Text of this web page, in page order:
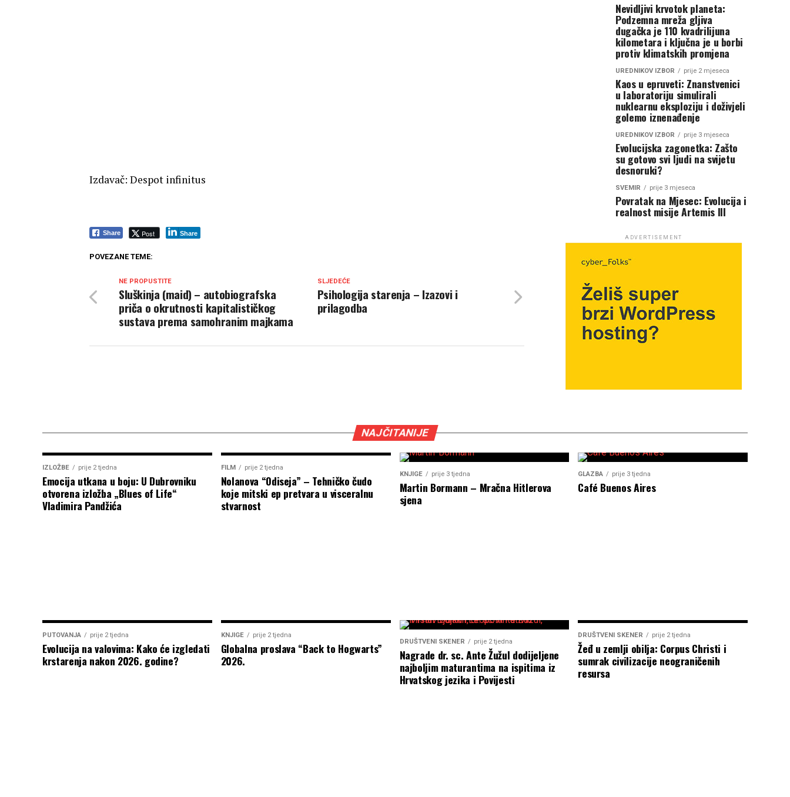
Izdavač: Despot infinitus
Share Post Share
POVEZANE TEME:
SLJEDEĆE
Psihologija starenja – Izazovi i
prilagodba
NE PROPUSTITE
Sluškinja (maid) – autobiografska
priča o okrutnosti kapitalističkog
sustava prema samohranim majkama
Nevidljivi krvotok planeta:
Podzemna mreža gljiva
dugačka je 110 kvadrilijuna
kilometara i ključna je u borbi
protiv klimatskih promjena
UREDNIKOV IZBOR prije 2 mjeseca
Kaos u epruveti: Znanstvenici
u laboratoriju simulirali
nuklearnu eksploziju i doživjeli
golemo iznenađenje
UREDNIKOV IZBOR prije 3 mjeseca
Evolucijska zagonetka: Zašto
su gotovo svi ljudi na svijetu
desnoruki?
SVEMIR prije 3 mjeseca
Povratak na Mjesec: Evolucija i
realnost misije Artemis III
ADVERTISEMENT
NAJČITANIJE
IZLOŽBE prije 2 tjedna
Emocija utkana u boju: U Dubrovniku
otvorena izložba „Blues of Life“
Vladimira Pandžića
FILM prije 2 tjedna
Nolanova “Odiseja” – Tehničko čudo
koje mitski ep pretvara u visceralnu
stvarnost
KNJIGE prije 3 tjedna
Martin Bormann – Mračna Hitlerova
sjena
GLAZBA prije 3 tjedna
Café Buenos Aires
PUTOVANJA prije 2 tjedna
Evolucija na valovima: Kako će izgledati
krstarenja nakon 2026. godine?
KNJIGE prije 2 tjedna
Globalna proslava “Back to Hogwarts”
2026.
DRUŠTVENI SKENER prije 2 tjedna
Nagrade dr. sc. Ante Žužul dodijeljene
najboljim maturantima na ispitima iz
Hrvatskog jezika i Povijesti
DRUŠTVENI SKENER prije 2 tjedna
Žeđ u zemlji obilja: Corpus Christi i
sumrak civilizacije neograničenih
resursa